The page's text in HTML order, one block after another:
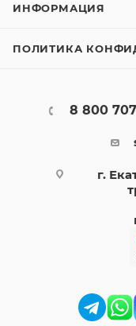
ИНФОРМАЦИЯ
ПОЛИТИКА
8 800
г.